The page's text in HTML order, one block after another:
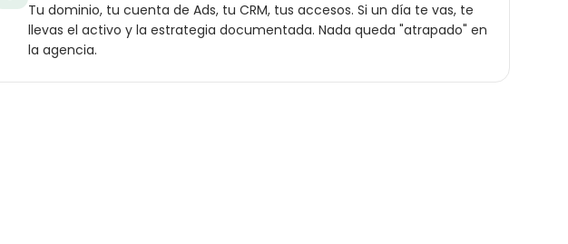
Tu dominio, tu cuenta de Ads, tu CRM, tus accesos. Si un día te vas, te
llevas el activo y la estrategia documentada. Nada queda "atrapado" en
la agencia.